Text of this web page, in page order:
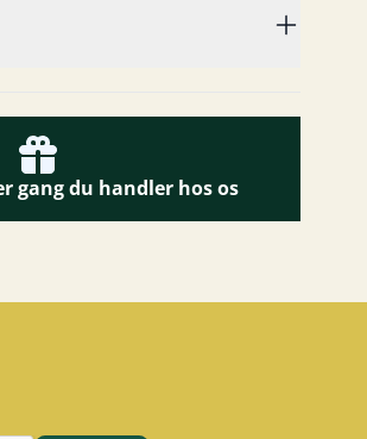
gang du handler hos os